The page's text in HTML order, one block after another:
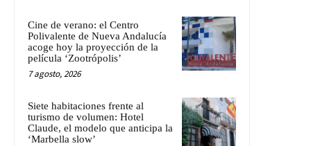
Cine de verano: el Centro
Polivalente de Nueva Andalucía
acoge hoy la proyección de la
película ‘Zootrópolis’
7 agosto, 2026
Siete habitaciones frente al
turismo de volumen: Hotel
Claude, el modelo que anticipa la
‘Marbella slow’